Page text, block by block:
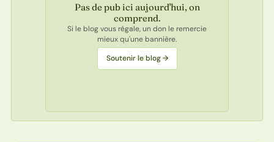
Pas de pub ici aujourd'hui, on
comprend.
Si le blog vous régale, un don le remercie
mieux qu'une bannière.
Soutenir le blog →